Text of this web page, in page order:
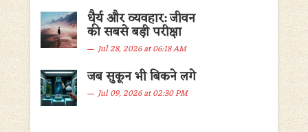
धैर्य और व्यवहार: जीवन
की सबसे बड़ी परीक्षा
Jul 28, 2026 at 06:18 AM
जब सुकून भी बिकने लगे
Jul 09, 2026 at 02:30 PM